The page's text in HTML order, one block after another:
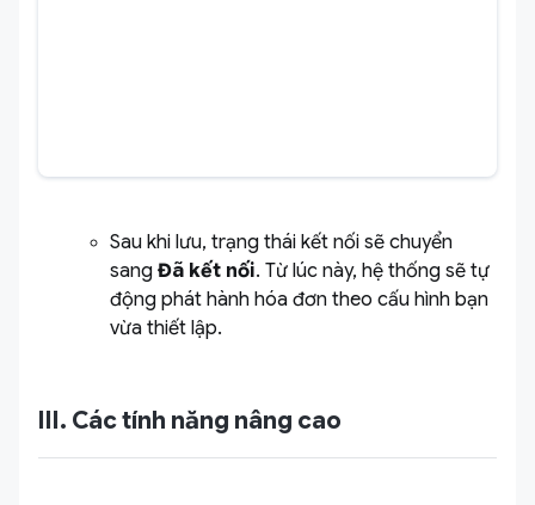
Sau khi lưu, trạng thái kết nối sẽ chuyển
sang Đã kết nối. Từ lúc này, hệ thống sẽ tự
động phát hành hóa đơn theo cấu hình bạn
vừa thiết lập.
III. Các tính năng nâng cao